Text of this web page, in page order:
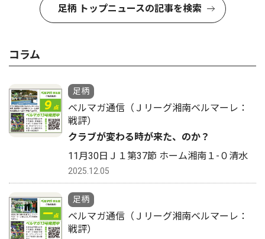
足柄 トップニュースの記事を検索
コラム
足柄
ベルマガ通信（Ｊリーグ湘南ベルマーレ：
戦評）
クラブが変わる時が来た、のか？
11月30日Ｊ１第37節 ホーム湘南１-０清水
2025.12.05
足柄
ベルマガ通信（Ｊリーグ湘南ベルマーレ：
戦評）